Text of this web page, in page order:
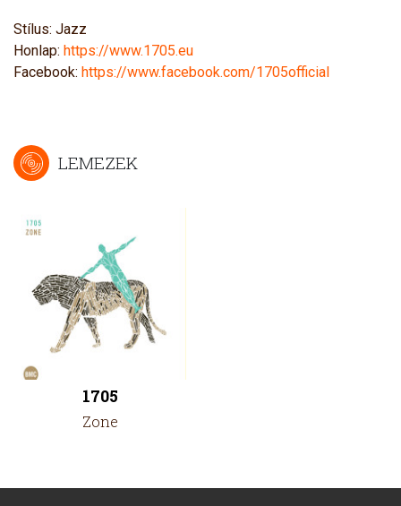
Stílus: Jazz
Honlap: https://www.1705.eu
Facebook: https://www.facebook.com/1705official
LEMEZEK
1705
Zone